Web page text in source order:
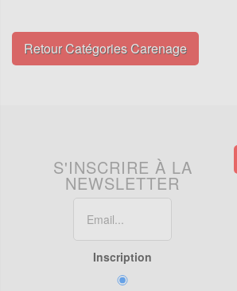
Retour Catégories Carenage
S'INSCRIRE À LA
NEWSLETTER
Inscription